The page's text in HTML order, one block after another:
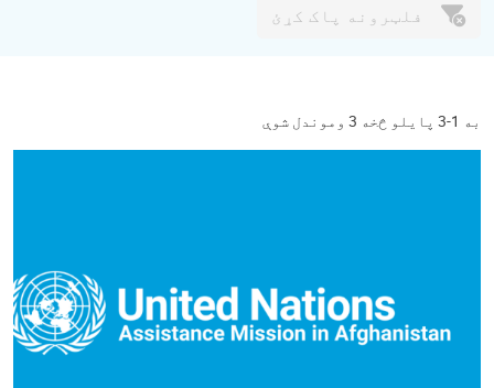
فلټرونه پاک کړئ
به 1-3 پایلو څخه 3 وموندل شوې